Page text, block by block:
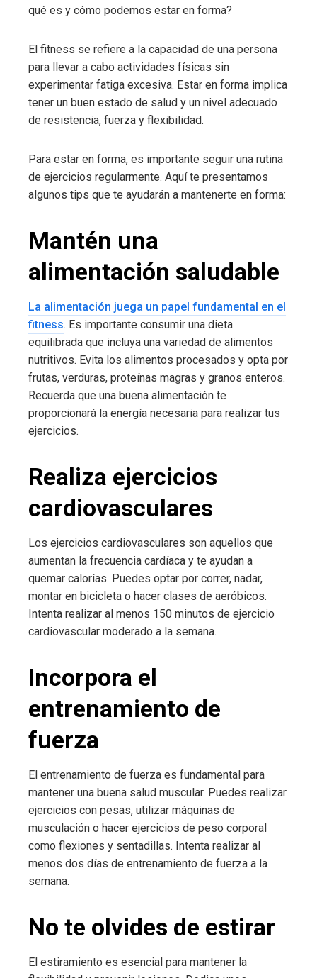
qué es y cómo podemos estar en forma?
El fitness se refiere a la capacidad de una persona
para llevar a cabo actividades físicas sin
experimentar fatiga excesiva. Estar en forma implica
tener un buen estado de salud y un nivel adecuado
de resistencia, fuerza y flexibilidad.
Para estar en forma, es importante seguir una rutina
de ejercicios regularmente. Aquí te presentamos
algunos tips que te ayudarán a mantenerte en forma:
Mantén una
alimentación saludable
La alimentación juega un papel fundamental en el
fitness. Es importante consumir una dieta
equilibrada que incluya una variedad de alimentos
nutritivos. Evita los alimentos procesados y opta por
frutas, verduras, proteínas magras y granos enteros.
Recuerda que una buena alimentación te
proporcionará la energía necesaria para realizar tus
ejercicios.
Realiza ejercicios
cardiovasculares
Los ejercicios cardiovasculares son aquellos que
aumentan la frecuencia cardíaca y te ayudan a
quemar calorías. Puedes optar por correr, nadar,
montar en bicicleta o hacer clases de aeróbicos.
Intenta realizar al menos 150 minutos de ejercicio
cardiovascular moderado a la semana.
Incorpora el
entrenamiento de
fuerza
El entrenamiento de fuerza es fundamental para
mantener una buena salud muscular. Puedes realizar
ejercicios con pesas, utilizar máquinas de
musculación o hacer ejercicios de peso corporal
como flexiones y sentadillas. Intenta realizar al
menos dos días de entrenamiento de fuerza a la
semana.
No te olvides de estirar
El estiramiento es esencial para mantener la